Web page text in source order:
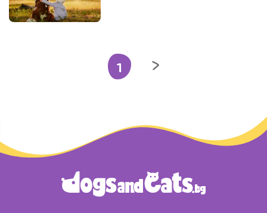
1